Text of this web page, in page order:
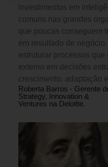
investimentos em
comuns nas grandes
que poucas conseguem
em resultado de
estruturar processos
externo em decisões
crescimento, adaptação
Roberta Barros - Gerente
Strategy, Innovation &
Ventures na Deloitte.